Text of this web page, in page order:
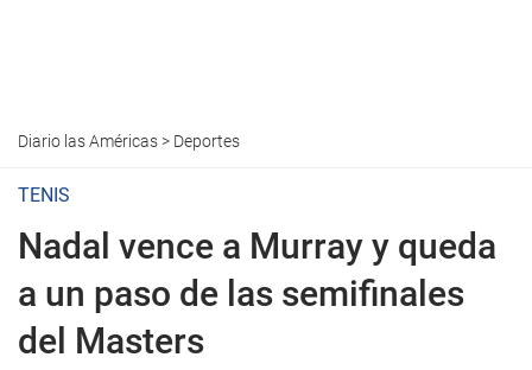
Diario las Américas> Deportes
TENIS
Nadal vence a Murray y queda
a un paso de las semifinales
del Masters